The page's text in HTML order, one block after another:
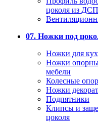
цоколя из ДСП
07. Ножки под
Ножки для
Ножки
мебели
Колесные
Ножки
Подпятники
Клипсы и
цоколя